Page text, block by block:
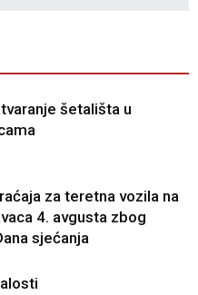
šetališta u
za teretna vozila na
4. avgusta zbog
sjećanja